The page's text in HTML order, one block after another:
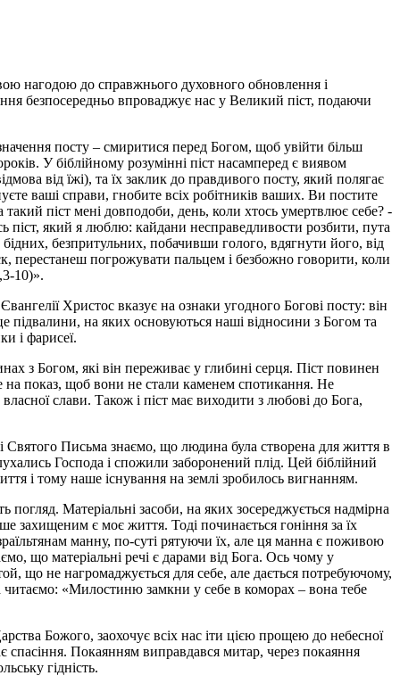
нагодою до справжнього духовного обновлення і
безпосередньо впроваджує нас у Великий піст, подаючи
посту – смиритися перед Богом, щоб увійти більш
У біблійному розумінні піст насамперед є виявом
від їжі), та їх заклик до правдивого посту, який полягає
ваші справи, гнобите всіх робітників ваших. Ви постите
піст мені довподоби, день, коли хтось умертвлює себе? -
піст, який я люблю: кайдани несправедливости розбити, пута
безпритульних, побачивши голого, вдягнути його, від
перестанеш погрожувати пальцем і безбожно говорити, коли
10)».
Христос вказує на ознаки угодного Богові посту: він
підвалини, на яких основуються наші відносини з Богом та
і фарисеї.
з Богом, які він переживає у глибині серця. Піст повинен
на показ, щоб вони не стали каменем спотикання. Не
слави. Також і піст має виходити з любові до Бога,
Святого Письма знаємо, що людина була створена для життя в
Господа і спожили заборонений плід. Цей біблійний
і тому наше існування на землі зробилось вигнанням.
Матеріальні засоби, на яких зосереджується надмірна
захищеним є моє життя. Тоді починається гоніння за їх
манну, по-суті рятуючи їх, але ця манна є поживою
що матеріальні речі є дарами від Бога. Ось чому у
що не нагромаджується для себе, але дається потребуючому,
читаємо: «Милостиню замкни у себе в коморах – вона тебе
Божого, заохочує всіх нас іти цією прощею до небесної
Покаянням виправдався митар, через покаяння
гідність.